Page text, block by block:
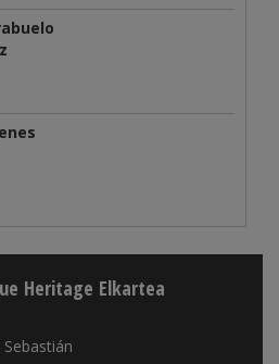
Heritage Elkartea